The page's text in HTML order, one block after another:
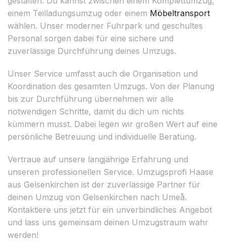
einem Teilladungsumzug oder einem Möbeltransport
wählen. Unser moderner Fuhrpark und geschultes
Personal sorgen dabei für eine sichere und
zuverlässige Durchführung deines Umzugs.
Unser Service umfasst auch die Organisation und
Koordination des gesamten Umzugs. Von der Planung
bis zur Durchführung übernehmen wir alle
notwendigen Schritte, damit du dich um nichts
kümmern musst. Dabei legen wir großen Wert auf eine
persönliche Betreuung und individuelle Beratung.
Vertraue auf unsere langjährige Erfahrung und
unseren professionellen Service. Umzugsprofi Haase
aus Gelsenkirchen ist der zuverlässige Partner für
deinen Umzug von Gelsenkirchen nach Umeå.
Kontaktiere uns jetzt für ein unverbindliches Angebot
und lass uns gemeinsam deinen Umzugstraum wahr
werden!